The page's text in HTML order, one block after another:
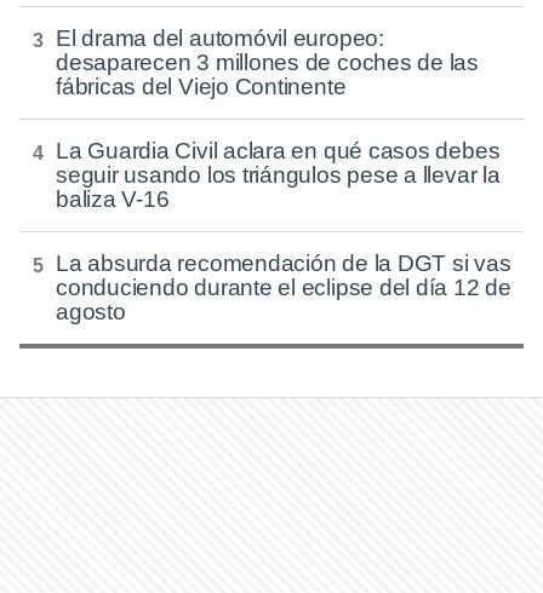
El drama del automóvil europeo:
desaparecen 3 millones de coches de las
fábricas del Viejo Continente
La Guardia Civil aclara en qué casos debes
seguir usando los triángulos pese a llevar la
baliza V-16
La absurda recomendación de la DGT si vas
conduciendo durante el eclipse del día 12 de
agosto